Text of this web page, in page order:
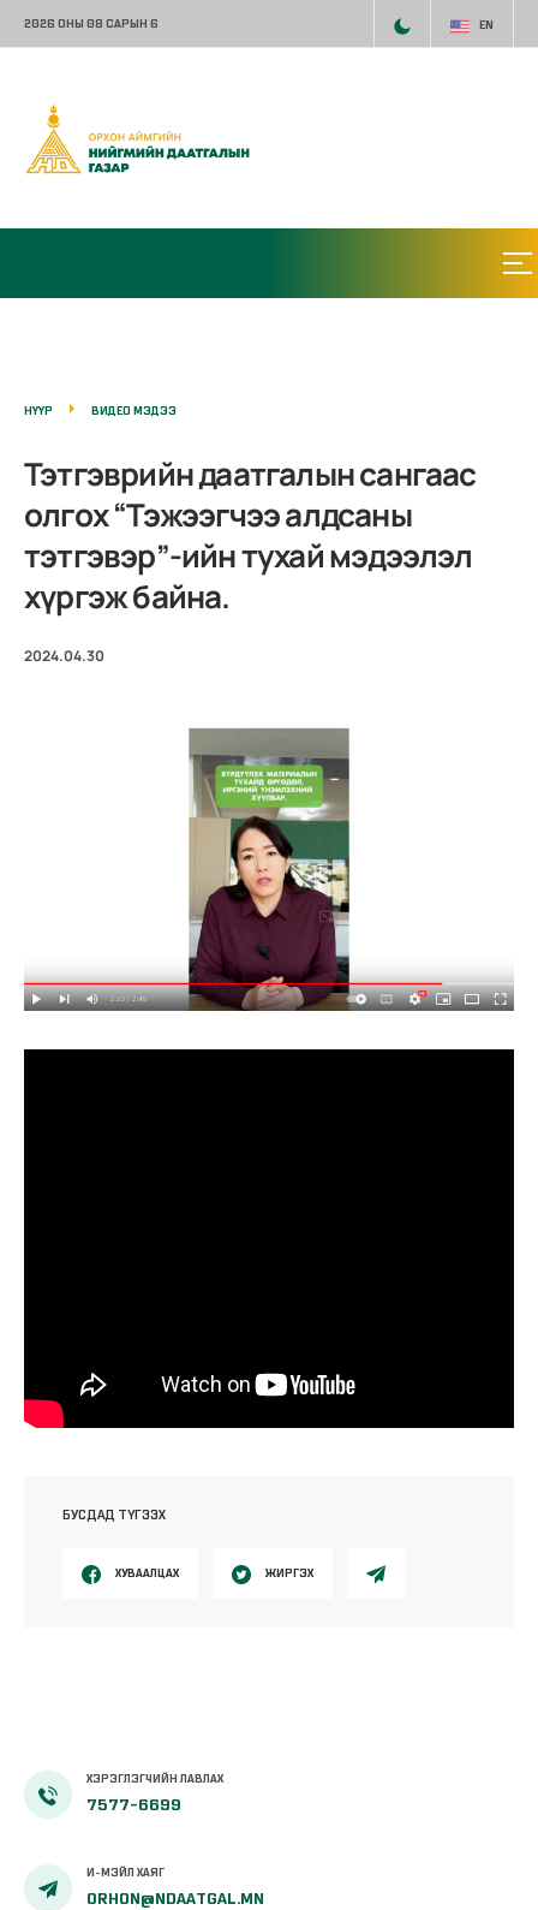
2026 ОНЫ 08 САРЫН 6 EN
НҮҮР ВИДЕО МЭДЭЭ
Тэтгэврийн даатгалын сангаас
олгох “Тэжээгчээ алдсаны
тэтгэвэр”-ийн тухай мэдээлэл
хүргэж байна.
2024.04.30
БУСДАД ТҮГЭЭХ
ХУВААЛЦАХ ЖИРГЭХ
ХЭРЭГЛЭГЧИЙН ЛАВЛАХ
7577-6699
И-МЭЙЛ ХАЯГ
ORHON@NDAATGAL.MN